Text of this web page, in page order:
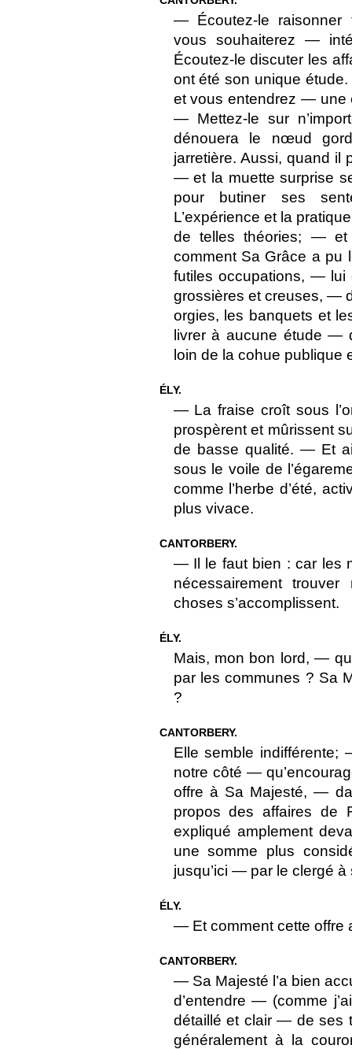
— Écoutez-le raisonner
vous souhaiterez —
Écoutez-le discuter les
ont été son unique
et vous entendrez — une
— Mettez-le sur
dénouera le nœud
jarretière. Aussi, quand il
— et la muette surprise
pour butiner ses
L’expérience et la
de telles théories; — et
comment Sa Grâce a pu
futiles occupations, — lui
grossières et creuses, —
orgies, les banquets et
livrer à aucune étude —
loin de la cohue publique
ÉLY.
— La fraise croît sous
prospèrent et mûrissent
de basse qualité. — Et
sous le voile de
comme l’herbe d’été,
plus vivace.
CANTORBERY.
— Il le faut bien : car les
nécessairement
choses s’accomplissent.
ÉLY.
Mais, mon bon lord, —
par les communes ? Sa
?
CANTORBERY.
Elle semble
notre côté —
offre à Sa Majesté, —
propos des affaires de
expliqué amplement
une somme plus
jusqu’ici — par le clergé
ÉLY.
— Et comment cette offre
CANTORBERY.
— Sa Majesté l’a bien
d’entendre — (comme
détaillé et clair — de ses
généralement à la